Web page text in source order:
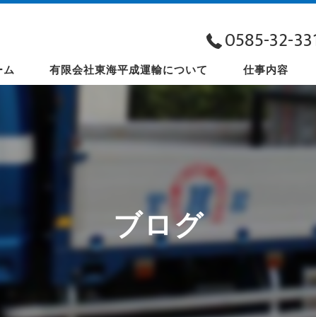
0585-32-
有限会社東海平成運輸について 仕事内容
ブログ